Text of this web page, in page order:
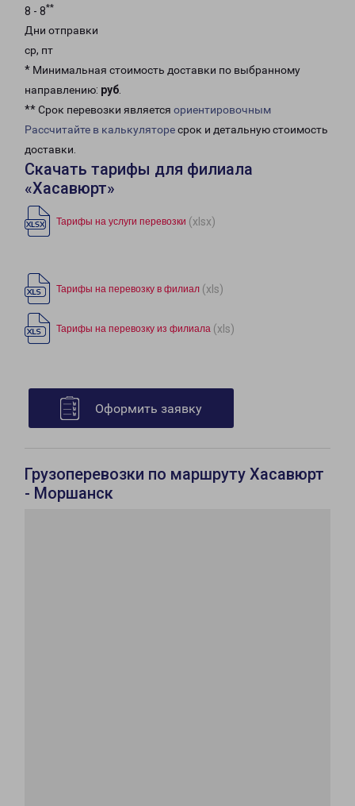
8 - 8**
Дни отправки
ср, пт
* Минимальная стоимость доставки по выбранному
направлению: руб.
** Срок перевозки является ориентировочным
Рассчитайте в калькуляторесрок и детальную стоимость
доставки.
Скачать тарифы для филиала
«Хасавюрт»
Тарифы на услуги перевозки (xlsx)
Тарифы на перевозку в филиал (xls)
Тарифы на перевозку из филиала (xls)
Оформить заявку
Грузоперевозки по маршруту Хасавюрт
- Моршанск